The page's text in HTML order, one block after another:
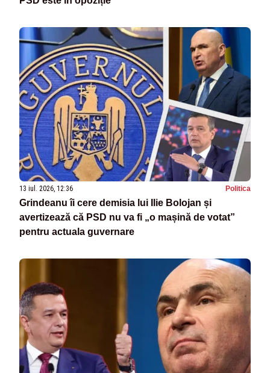
13 iul. 2026, 12:36 Politica
Grindeanu îi cere demisia lui Ilie Bolojan și
avertizează că PSD nu va fi „o mașină de votat”
pentru actuala guvernare